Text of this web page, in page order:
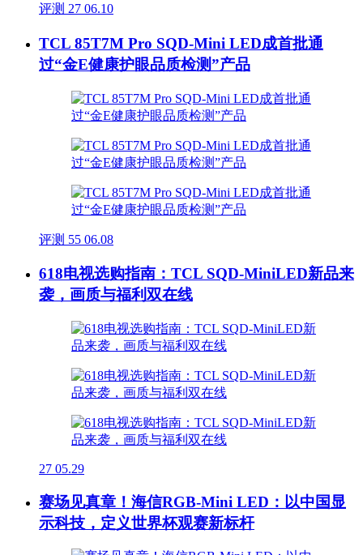
评测 27 06.10
TCL 85T7M Pro SQD-Mini LED成首批通
过“金E健康护眼品质检测”产品
评测 55 06.08
618电视选购指南：TCL SQD-MiniLED新品来
袭，画质与福利双在线
27 05.29
赛场见真章！海信RGB-Mini LED：以中国显
示科技，定义世界杯观赛新标杆